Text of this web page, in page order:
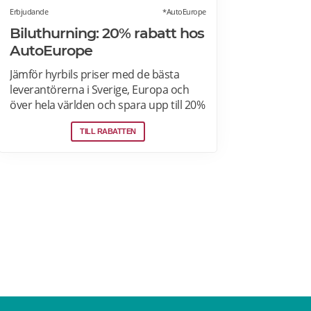
Erbjudande *AutoEurope
Biluthurning: 20% rabatt hos
AutoEurope
Jämför hyrbils priser med de bästa
leverantörerna i Sverige, Europa och
över hela världen och spara upp till 20%
som medlem! Upptäck speciella priser
på Auto Europe hemsida!
TILL RABATTEN